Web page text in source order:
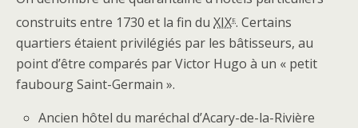
construits entre 1730 et la fin du XIXe. Certains
quartiers étaient privilégiés par les bâtisseurs, au
point d’être comparés par Victor Hugo à un « petit
faubourg Saint-Germain ».
Ancien hôtel du maréchal d’Acary-de-la-Rivière